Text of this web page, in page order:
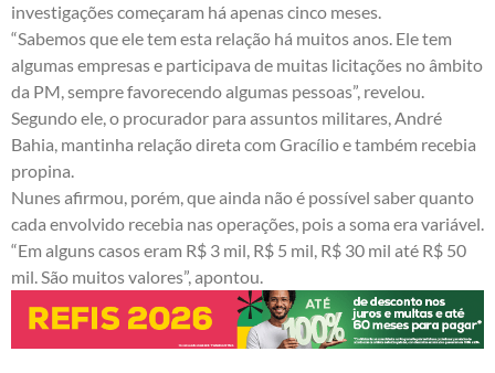
investigações começaram há apenas cinco meses.
“Sabemos que ele tem esta relação há muitos anos. Ele tem
algumas empresas e participava de muitas licitações no âmbito
da PM, sempre favorecendo algumas pessoas”, revelou.
Segundo ele, o procurador para assuntos militares, André
Bahia, mantinha relação direta com Gracílio e também recebia
propina.
Nunes afirmou, porém, que ainda não é possível saber quanto
cada envolvido recebia nas operações, pois a soma era variável.
“Em alguns casos eram R$ 3 mil, R$ 5 mil, R$ 30 mil até R$ 50
mil. São muitos valores”, apontou.